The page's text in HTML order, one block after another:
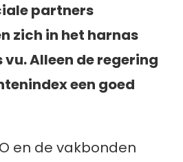
partners
zich in het harnas
Alleen de regering
een goed
en de vakbonden